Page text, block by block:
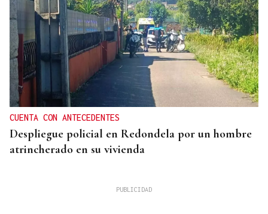
CUENTA CON ANTECEDENTES
Despliegue policial en Redondela por un hombre
atrincherado en su vivienda